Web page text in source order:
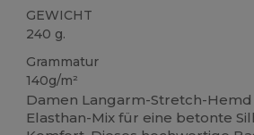
GEWICHT
240 g.
Grammatur
140g/m²
Damen Langarm-Stretch-
Elasthan-Mix für eine betonte